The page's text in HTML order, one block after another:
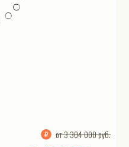
от 3 304 000 руб.